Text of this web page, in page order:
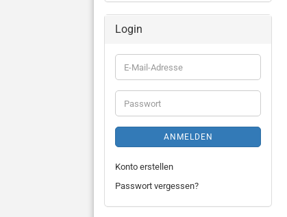
Login
E-
Mail-
Adresse
Passwort
ANMELDEN
Konto erstellen
Passwort vergessen?